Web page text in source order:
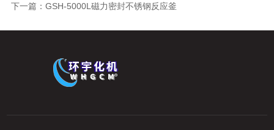
下一篇： GSH-5000L磁力密封不锈钢反应釜